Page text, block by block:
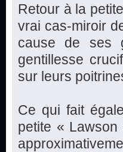
Retour à la
vrai cas-miroir
cause de ses
gentillesse
sur leurs
Ce qui fait
petite « Lawson